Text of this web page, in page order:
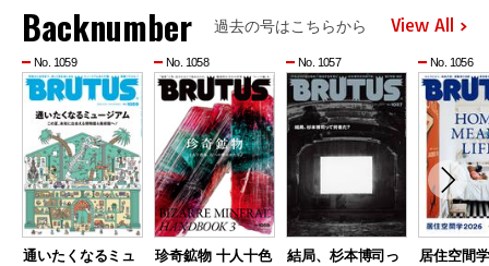
Backnumber 過去の号はこちらから View All
No. 1059
通いたくなるミュ
No. 1058
珍奇鉱物 十人十色
No. 1057
結局、杉本博司っ
No. 1056
居住空間